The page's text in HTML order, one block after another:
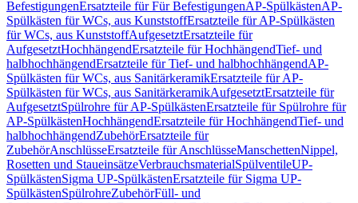
BefestigungenErsatzteile für Für BefestigungenAP-SpülkästenAP-
Spülkästen für WCs, aus KunststoffErsatzteile für AP-Spülkästen
für WCs, aus KunststoffAufgesetztErsatzteile für
AufgesetztHochhängendErsatzteile für HochhängendTief- und
halbhochhängendErsatzteile für Tief- und halbhochhängendAP-
Spülkästen für WCs, aus SanitärkeramikErsatzteile für AP-
Spülkästen für WCs, aus SanitärkeramikAufgesetztErsatzteile für
AufgesetztSpülrohre für AP-SpülkästenErsatzteile für Spülrohre für
AP-SpülkästenHochhängendErsatzteile für HochhängendTief- und
halbhochhängendZubehörErsatzteile für
ZubehörAnschlüsseErsatzteile für AnschlüsseManschettenNippel,
Rosetten und StaueinsätzeVerbrauchsmaterialSpülventileUP-
SpülkästenSigma UP-SpülkästenErsatzteile für Sigma UP-
SpülkästenSpülrohreZubehörFüll- und